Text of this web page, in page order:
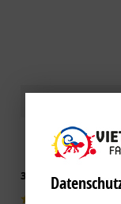
3.5 von 5 basieren